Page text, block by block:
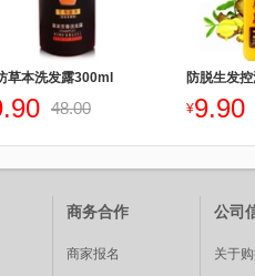
草本洗发露300ml
48.00
防脱生发
¥9.90
商务合作
商家报名
公司
关于